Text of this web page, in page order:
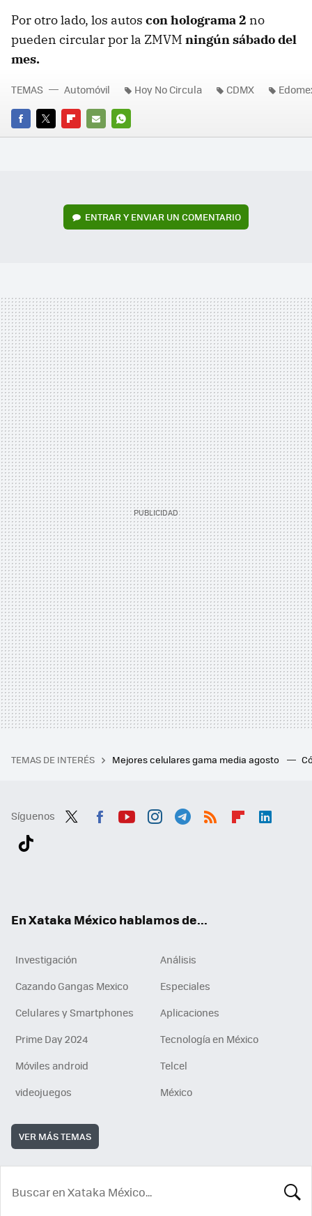
Por otro lado, los autos con holograma 2 no
pueden circular por la ZMVM ningún sábado del
mes.
FACEBOOK
TWITTERFLIPBOARD
E-
WHATSAPP
TEMAS Automóvil Hoy No Circula CDMX
ENTRAR Y ENVIAR UN COMENTARIO
TEMAS DE INTERÉS Mejores celulares gama media agosto
Síguenos
En Xataka México hablamos de...
Investigación
Análisis
Cazando Gangas Mexico
Especiales
Celulares y Smartphones
Aplicaciones
Prime Day 2024
Tecnología en México
Móviles android
Telcel
videojuegos
México
VER MÁS TEMAS